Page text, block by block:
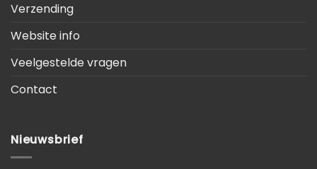
Verzending
Website info
Veelgestelde vragen
Contact
Nieuwsbrief